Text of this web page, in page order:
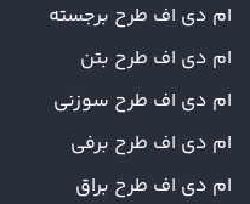
ام دی اف طرح برجسته
ام دی اف طرح بتن
ام دی اف طرح سوزنی
ام دی اف طرح برفی
ام دی اف طرح براق